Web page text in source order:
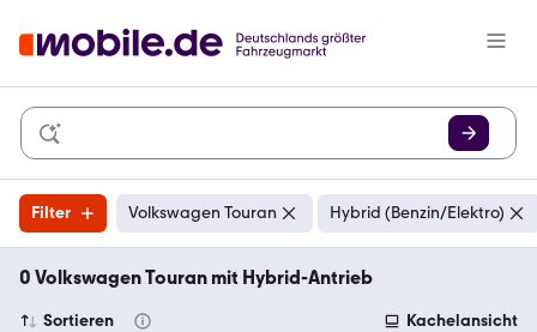
Filter Volkswagen Touran Hybrid (Benzin/Elektro)
0 Volkswagen Touran mit Hybrid-Antrieb
Sortieren Kachelansicht